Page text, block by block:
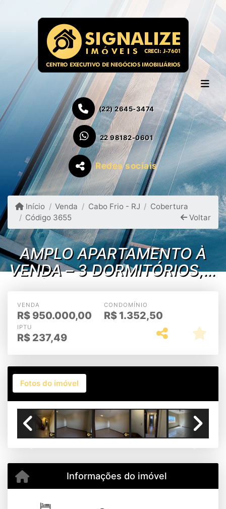
(22) 2645-3474
22 98182-0601
Redes sociais
Início Venda Cabo Frio - RJ
Cobertura
Código 3655
Voltar
AMPLO APARTAMENTO À
VENDA – 3 DORMITÓRIOS, 2
SUÍTES – CENTRO – CABO
FRIO/RJ
VENDA
R$ 950.000,00
CONDOMÍNIO
R$ 1.352,50
IPTU
R$ 237,49
Fotos do imóvel
Informações do imóvel